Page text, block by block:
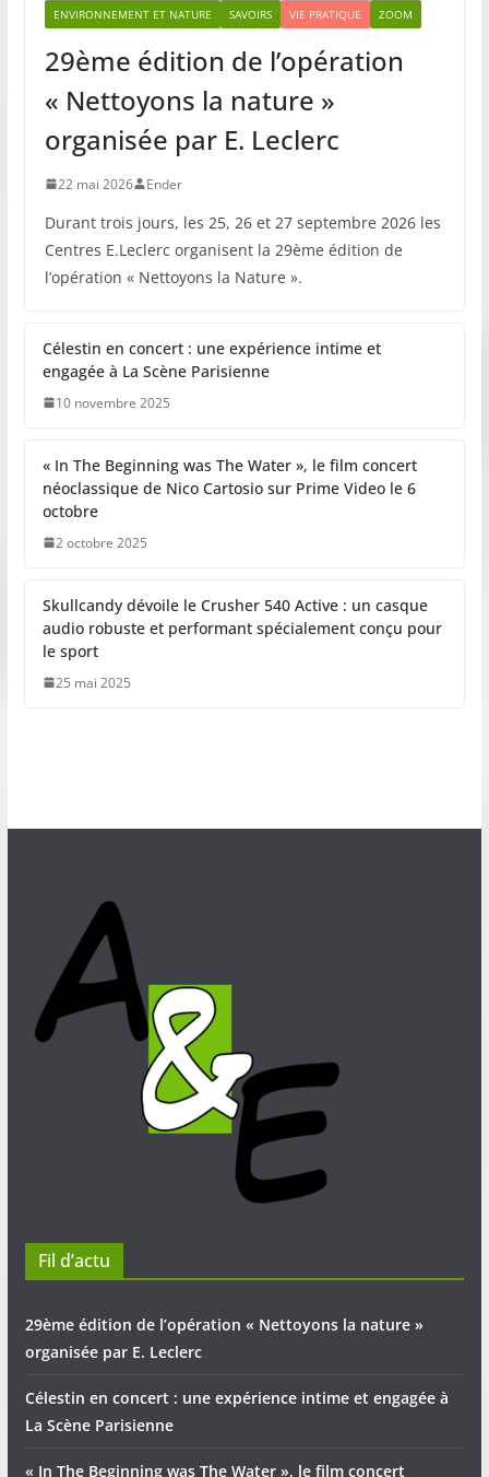
ENVIRONNEMENT ET NATURE SAVOIRS VIE PRATIQUE ZOOM
29ème édition de l’opération
« Nettoyons la nature »
organisée par E. Leclerc
22 mai 2026 Ender
Durant trois jours, les 25, 26 et 27 septembre 2026 les
Centres E.Leclerc organisent la 29ème édition de
l’opération « Nettoyons la Nature ».
Célestin en concert : une expérience intime et
engagée à La Scène Parisienne
10 novembre 2025
« In The Beginning was The Water », le film concert
néoclassique de Nico Cartosio sur Prime Video le 6
octobre
2 octobre 2025
Skullcandy dévoile le Crusher 540 Active : un casque
audio robuste et performant spécialement conçu pour
le sport
25 mai 2025
Fil d’actu
29ème édition de l’opération « Nettoyons la nature »
organisée par E. Leclerc
Célestin en concert : une expérience intime et engagée à
La Scène Parisienne
« In The Beginning was The Water », le film concert